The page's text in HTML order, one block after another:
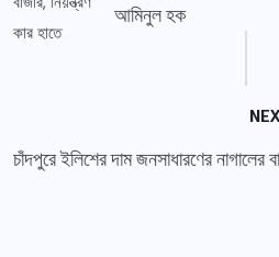
আমিনুল হক
চাঁদপুরে ইলিশের দাম জনসাধারণের নাগালের